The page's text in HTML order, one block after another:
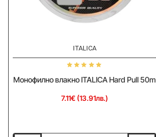
ITALICA
Монофилно влакно ITALICA Hard Pull 50m
7.11€ (13.91лв.)